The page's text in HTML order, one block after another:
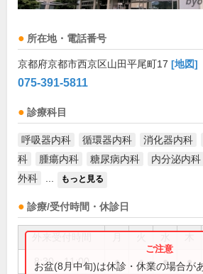
所在地・電話番号
京都府京都市西京区山田平尾町17 [地図]
075-391-5811
診療科目
呼吸器内科 循環器内科 消化器内科
科
腫瘍内科 糖尿病内科 内分泌内科
外科
もっと見る
診療/受付時間・休診日
8:30～11:00 ● ● ● ●
お盆(8月中旬)は休診・休業の場合が